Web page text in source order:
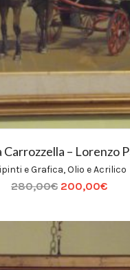
Carrozzella – Lorenzo
e Grafica,Olio e Acrilico
280,00€ 200,00€